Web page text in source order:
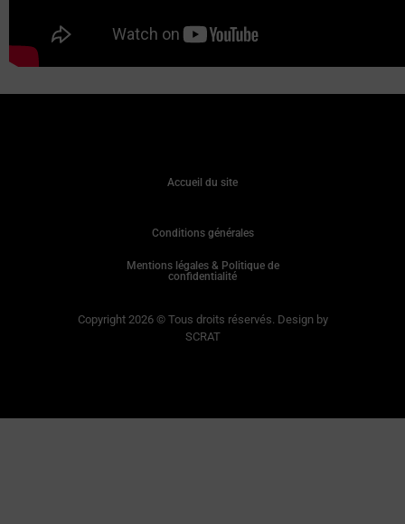
Mentions légales & Politique de
confidentialité
Copyright 2026 © Tous droits réservés. Design by
SCRAT
Accueil du site
Conditions générales